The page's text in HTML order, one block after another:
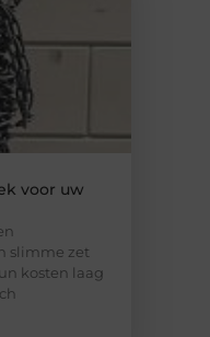
voor uw
slimme zet
kosten laag